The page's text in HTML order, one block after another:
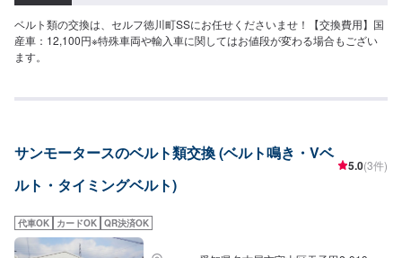
ベルト類の交換は、セルフ徳川町SSにお任せくださいませ！【交換費用】国
産車：12,100円※特殊車両や輸入車に関してはお値段が変わる場合もござい
ます。
サンモータースのベルト類交換 (ベルト鳴き・Vベ
ルト・タイミングベルト)
5.0(3件)
代車OK カードOK QR決済OK